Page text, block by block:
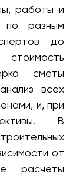
работы и
по разным
до
сметы
всех
и, при
В
от
расчеты